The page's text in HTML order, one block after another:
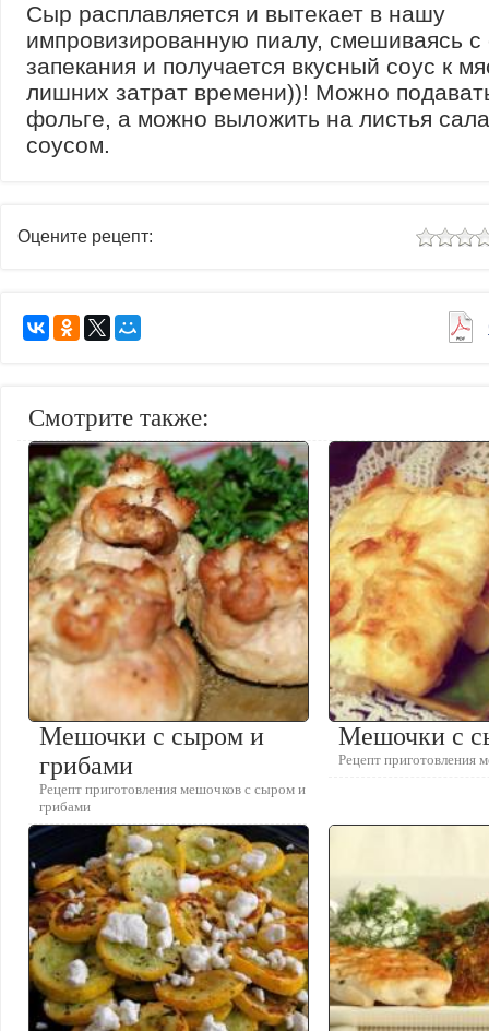
Сыр расплавляется и вытекает в нашу
импровизированную пиалу, смешиваясь с
запекания и получается вкусный соус к
лишних затрат времени))! Можно
фольге, а можно выложить на листья
соусом.
Оцените рецепт:
Смотрите также:
Мешочки с сыром и
грибами
Рецепт приготовления мешочков с сыром и
грибами
Мешочки с
Рецепт приготовления